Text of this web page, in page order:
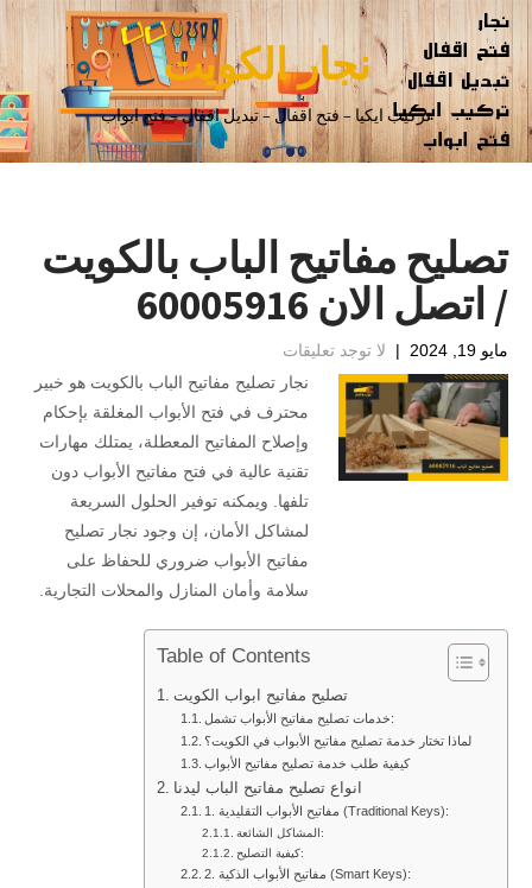
نجار الكويت
تركيب ايكيا – فتح اقفال – تبديل اقفال – فتح ابواب
تصليح مفاتيح الباب بالكويت
/ اتصل الان 60005916
مايو 19, 2024 | لا توجد تعليقات
نجار تصليح مفاتيح الباب بالكويت هو خبير
محترف في فتح الأبواب المغلقة بإحكام
وإصلاح المفاتيح المعطلة، يمتلك مهارات
تقنية عالية في فتح مفاتيح الأبواب دون
تلفها. ويمكنه توفير الحلول السريعة
لمشاكل الأمان، إن وجود نجار تصليح
مفاتيح الأبواب ضروري للحفاظ على
سلامة وأمان المنازل والمحلات التجارية.
Table of Contents
تصليح مفاتيح ابواب الكويت
خدمات تصليح مفاتيح الأبواب تشمل:
لماذا تختار خدمة تصليح مفاتيح الأبواب في الكويت؟
كيفية طلب خدمة تصليح مفاتيح الأبواب
انواع تصليح مفاتيح الباب ليدنا
1. مفاتيح الأبواب التقليدية (Traditional Keys):
المشاكل الشائعة:
كيفية التصليح:
2. مفاتيح الأبواب الذكية (Smart Keys):